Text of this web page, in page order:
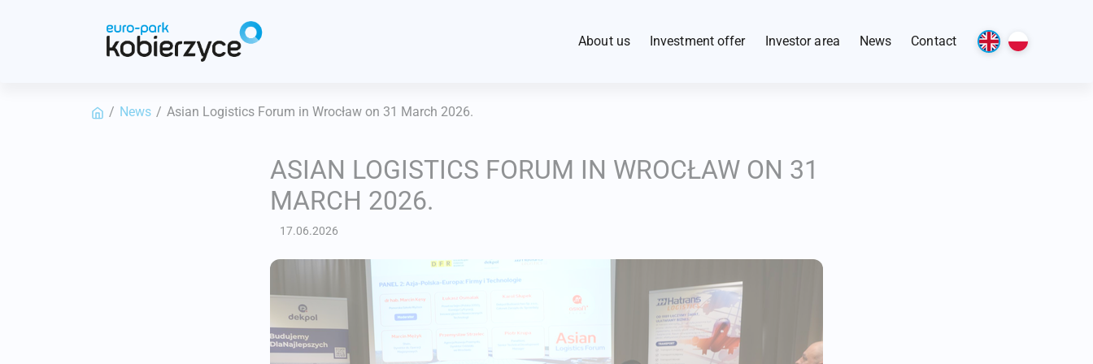
About us
Our investors
Investment offer Investor area News Contact
/ News / Asian Logistics Forum in Wrocław on 31 March 2026.
ASIAN LOGISTICS FORUM IN WROCŁAW ON 31
MARCH 2026.
17.06.2026